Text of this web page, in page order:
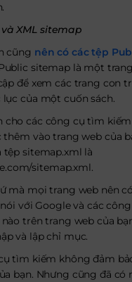
XML sitemap
cũng nên có các tệp
sitemap là một
để xem các trang con
của một cuốn sách.
cho các công cụ tìm kiếm
vào trang web của
sitemap.xml là
sitemap.xml.
mà mọi trang web nên
với Google và các
trên trang web của
và lập chỉ mục.
tìm kiếm không đảm
bạn. Nhưng cũng đã có